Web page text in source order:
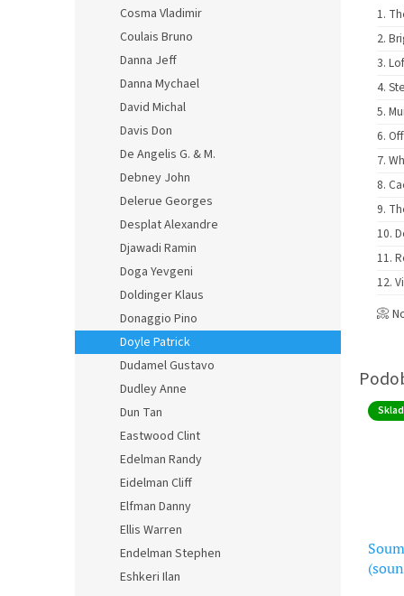
Cosma Vladimir
Coulais Bruno
Danna Jeff
Danna Mychael
David Michal
Davis Don
De Angelis G. & M.
Debney John
Delerue Georges
Desplat Alexandre
Djawadi Ramin
Doga Yevgeni
Doldinger Klaus
Donaggio Pino
Doyle Patrick
Dudamel Gustavo
Dudley Anne
Dun Tan
Eastwood Clint
Edelman Randy
Eidelman Cliff
Elfman Danny
Ellis Warren
Endelman Stephen
Eshkeri Ilan
📀